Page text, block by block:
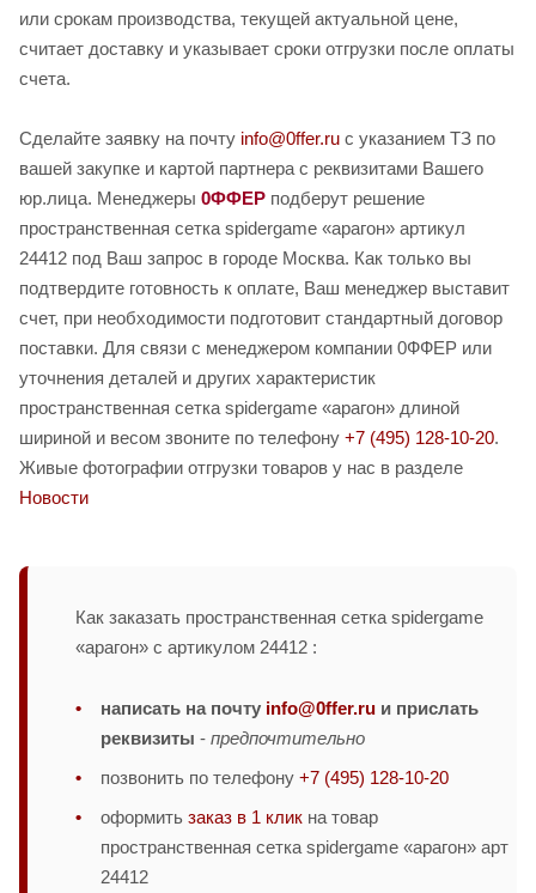
или срокам производства, текущей актуальной цене,
считает доставку и указывает сроки отгрузки после оплаты
счета.
Сделайте заявку на почту info@0ffer.ru с указанием ТЗ по
вашей закупке и картой партнера с реквизитами Вашего
юр.лица. Менеджеры 0ФФЕР подберут решение
пространственная сетка spidergame «арагон» артикул
24412 под Ваш запрос в городе Москва. Как только вы
подтвердите готовность к оплате, Ваш менеджер выставит
счет, при необходимости подготовит стандартный договор
поставки. Для связи с менеджером компании 0ФФЕР или
уточнения деталей и других характеристик
пространственная сетка spidergame «арагон» длиной
шириной и весом звоните по телефону +7 (495) 128-10-20.
Живые фотографии отгрузки товаров у нас в разделе
Новости
Как заказать пространственная сетка spidergame
«арагон» с артикулом 24412 :
написать на почту info@0ffer.ru и прислать
реквизиты - предпочтительно
позвонить по телефону +7 (495) 128-10-20
оформить заказ в 1 клик на товар
пространственная сетка spidergame «арагон» арт
24412